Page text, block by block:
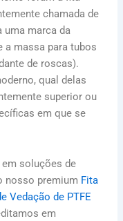
chamada de
uma marca da
a massa para tubos
de roscas).
qual delas
superior ou
em que se
soluções de
nosso premium Fita
Vedação de PTFE
em